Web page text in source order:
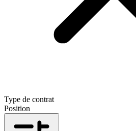
Type de contrat
Position